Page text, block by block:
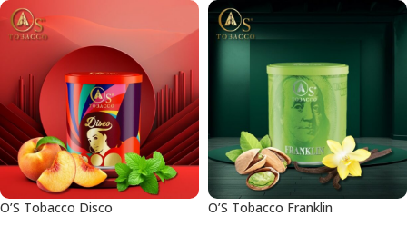
O’S Tobacco Disco O’S Tobacco Franklin